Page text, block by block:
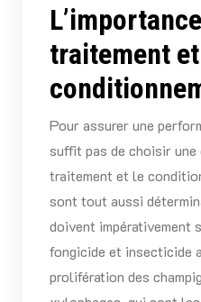
traitement
Pour assurer une
suffit pas de choisir
traitement et le
sont tout aussi
doivent impérativement
fongicide et insecticide
prolifération des